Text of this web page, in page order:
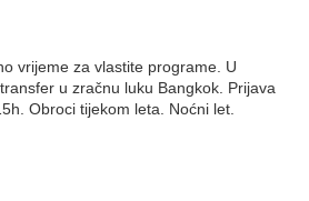
vrijeme za vlastite programe. U
u zračnu luku Bangkok. Prijava
Obroci tijekom leta. Noćni let.